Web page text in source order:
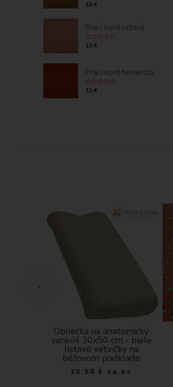
13 €
Prací kord ružová
11 €
Prací kord terrakota
11 €
Obliečka na anatomický
vankúš 30x50 cm - biele
listové vetvičky na
béžovom podklade
10.50 € za ks